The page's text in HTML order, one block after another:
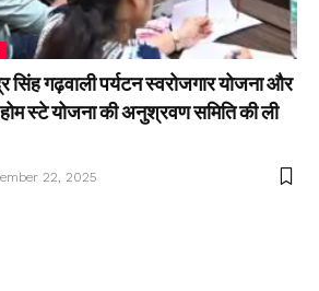
सिंह गढ़वाली पर्यटन स्वरोजगार योजना और
स्टे योजना की अनुश्रवण समिति की ली
22, 2025